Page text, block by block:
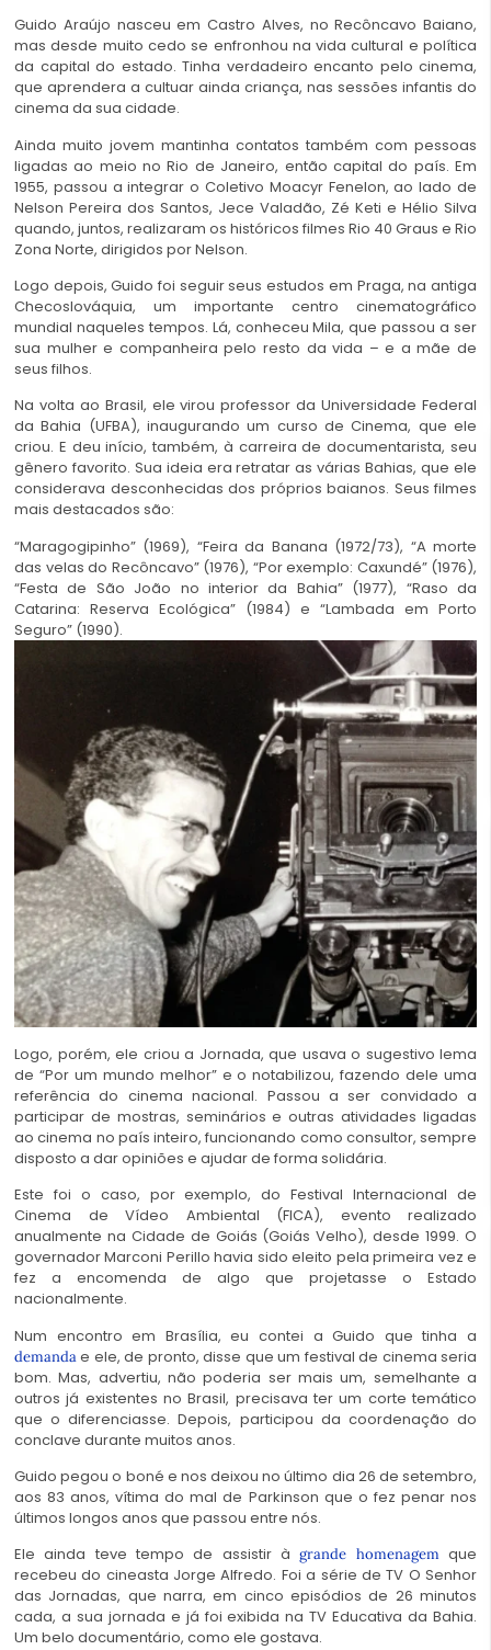
Guido Araújo nasceu em Castro Alves, no Recôncavo Baiano,
mas desde muito cedo se enfronhou na vida cultural e política
da capital do estado. Tinha verdadeiro encanto pelo cinema,
que aprendera a cultuar ainda criança, nas sessões infantis do
cinema da sua cidade.
Ainda muito jovem mantinha contatos também com pessoas
ligadas ao meio no Rio de Janeiro, então capital do país. Em
1955, passou a integrar o Coletivo Moacyr Fenelon, ao lado de
Nelson Pereira dos Santos, Jece Valadão, Zé Keti e Hélio Silva
quando, juntos, realizaram os históricos filmes Rio 40 Graus e Rio
Zona Norte, dirigidos por Nelson.
Logo depois, Guido foi seguir seus estudos em Praga, na antiga
Checoslováquia, um importante centro cinematográfico
mundial naqueles tempos. Lá, conheceu Mila, que passou a ser
sua mulher e companheira pelo resto da vida – e a mãe de
seus filhos.
Na volta ao Brasil, ele virou professor da Universidade Federal
da Bahia (UFBA), inaugurando um curso de Cinema, que ele
criou. E deu início, também, à carreira de documentarista, seu
gênero favorito. Sua ideia era retratar as várias Bahias, que ele
considerava desconhecidas dos próprios baianos. Seus filmes
mais destacados são:
“Maragogipinho” (1969), “Feira da Banana (1972/73), “A morte
das velas do Recôncavo” (1976), “Por exemplo: Caxundé” (1976),
“Festa de São João no interior da Bahia” (1977), “Raso da
Catarina: Reserva Ecológica” (1984) e “Lambada em Porto
Seguro” (1990).
Logo, porém, ele criou a Jornada, que usava o sugestivo lema
de “Por um mundo melhor” e o notabilizou, fazendo dele uma
referência do cinema nacional. Passou a ser convidado a
participar de mostras, seminários e outras atividades ligadas
ao cinema no país inteiro, funcionando como consultor, sempre
disposto a dar opiniões e ajudar de forma solidária.
Este foi o caso, por exemplo, do Festival Internacional de
Cinema de Vídeo Ambiental (FICA), evento realizado
anualmente na Cidade de Goiás (Goiás Velho), desde 1999. O
governador Marconi Perillo havia sido eleito pela primeira vez e
fez a encomenda de algo que projetasse o Estado
nacionalmente.
Num encontro em Brasília, eu contei a Guido que tinha a
demandae ele, de pronto, disse que um festival de cinema seria
bom. Mas, advertiu, não poderia ser mais um, semelhante a
outros já existentes no Brasil, precisava ter um corte temático
que o diferenciasse. Depois, participou da coordenação do
conclave durante muitos anos.
Guido pegou o boné e nos deixou no último dia 26 de setembro,
aos 83 anos, vítima do mal de Parkinson que o fez penar nos
últimos longos anos que passou entre nós.
Ele ainda teve tempo de assistir àgrande homenagemque
recebeu do cineasta Jorge Alfredo. Foi a série de TV O Senhor
das Jornadas, que narra, em cinco episódios de 26 minutos
cada, a sua jornada e já foi exibida na TV Educativa da Bahia.
Um belo documentário, como ele gostava.